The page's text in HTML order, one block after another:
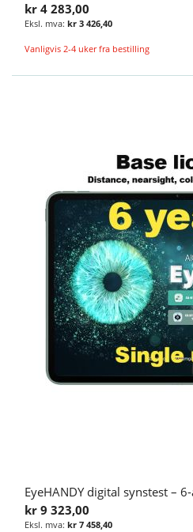
kr 4 283,00
kr 3 426,40
Vanligvis 2-4 uker fra bestilling
kr 9 323,00
kr 7 458,40